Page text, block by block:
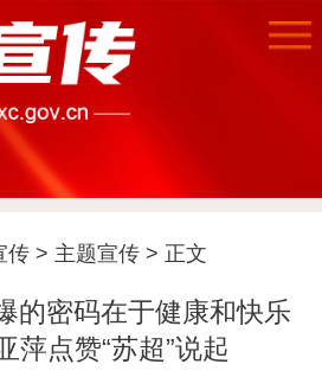
首页
江苏要闻
公示公告
传> 主题宣传> 正文
的密码在于健康和快乐
点赞“苏超”说起